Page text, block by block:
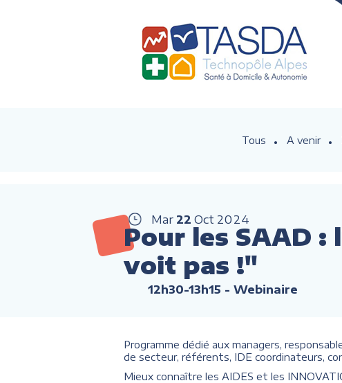
Tous A venir
Mar 22 Oct 2024
Pour les SAAD :
voit pas !"
12h30-13h15 - Webinaire
Programme dédié aux managers,
de secteur, référents, IDE coordinateurs,
Mieux connaître les AIDES et les